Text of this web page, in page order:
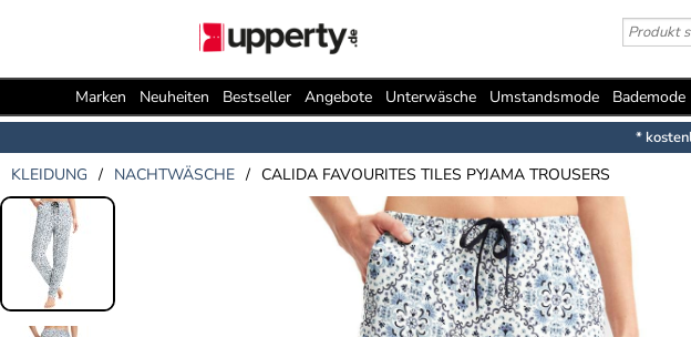
Marken Neuheiten Bestseller Angebote Unterwäsche Umstandsmode Bademode
*
KLEIDUNG / NACHTWÄSCHE / CALIDA FAVOURITES TILES PYJAMA TROUSERS